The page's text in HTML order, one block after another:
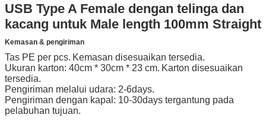
USB Type A Female dengan telinga dan
kacang untuk Male length 100mm Straight
Kemasan & pengiriman
Tas PE per pcs. Kemasan disesuaikan tersedia.
Ukuran karton: 40cm * 30cm * 23 cm. Karton disesuaikan
tersedia.
Pengiriman melalui udara: 2-6days.
Pengiriman dengan kapal: 10-30days tergantung pada
pelabuhan tujuan.